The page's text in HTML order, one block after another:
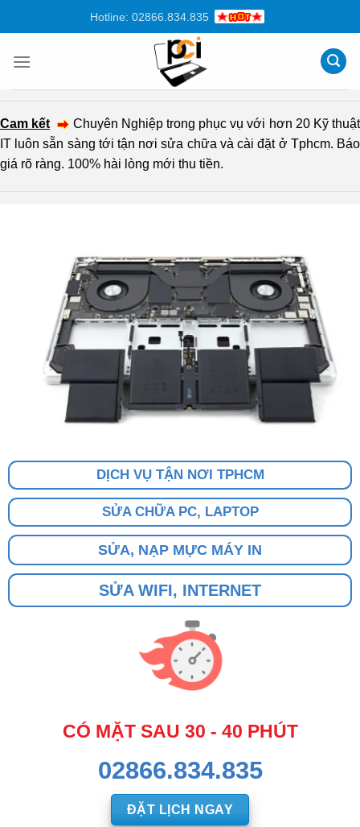
dung
Hotline: 02866.834.835
Cam kết
Chuyên Nghiệp trong phục vụ với hơn 20 Kỹ thuật
IT luôn sẵn sàng tới tận nơi sửa chữa và cài đặt ở Tphcm. Báo
giá rõ ràng. 100% hài lòng mới thu tiền.
DỊCH VỤ TẬN NƠI TPHCM
SỬA CHỮA PC, LAPTOP
SỬA, NẠP MỰC MÁY IN
SỬA WIFI, INTERNET
CÓ MẶT SAU 30 - 40 PHÚT
02866.834.835
ĐẶT LỊCH NGAY